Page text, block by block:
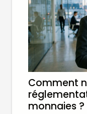
Comment
monnaies ?